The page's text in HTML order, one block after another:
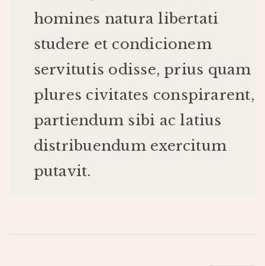
homines natura libertati
studere et condicionem
servitutis odisse, prius quam
plures civitates conspirarent,
partiendum sibi ac latius
distribuendum exercitum
putavit.